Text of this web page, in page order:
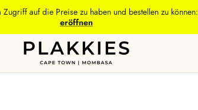
auf die Preise zu haben und bestellen zu können:
eröffnen